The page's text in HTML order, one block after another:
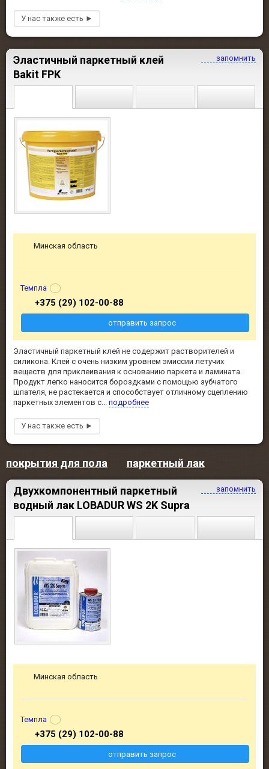
запомнить
Эластичный паркетный клей
Bakit FPK
Эластичный паркетный клей не содержит растворителей и
силикона. Клей с очень низким уровнем эмиссии летучих
веществ для приклеивания к основанию паркета и ламината.
Продукт легко наносится бороздками с помощью зубчатого
шпателя, не растекается и способствует отличному сцеплению
паркетных элементов с... подробнее
Минская область
Темпла
+375 (29) 102-00-88
отправить запрос
покрытия для пола паркетный лак
запомнить
Двухкомпонентный паркетный
водный лак LOBADUR WS 2K Supra
Минская область
Темпла
+375 (29) 102-00-88
отправить запрос